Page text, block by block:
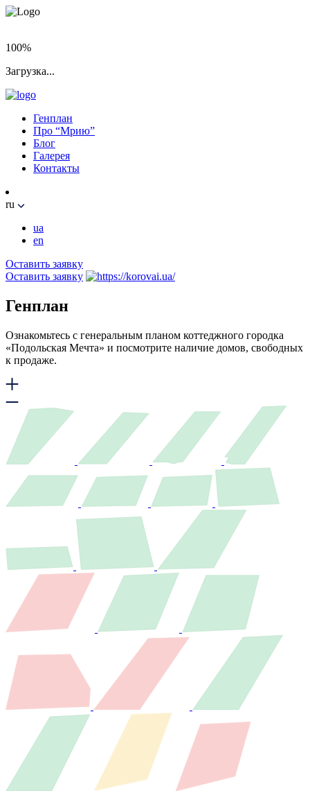
100%
Загрузка...
Генплан
Про “Мрию”
Блог
Галерея
Контакты
ru
ua
en
Оставить заявку
Оставить заявку
Генплан
Ознакомьтесь с генеральным планом коттеджного городка
«Подольская Мечта» и посмотрите наличие домов, свободных
к продаже.